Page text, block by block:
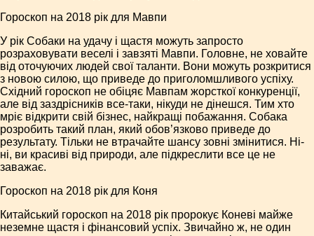
Гороскоп на 2018 рік для Мавпи
У рік Собаки на удачу і щастя можуть запросто
розраховувати веселі і завзяті Мавпи. Головне, не ховайте
від оточуючих людей свої таланти. Вони можуть розкритися
з новою силою, що приведе до приголомшливого успіху.
Східний гороскоп не обіцяє Мавпам жорсткої конкуренції,
але від заздрісників все-таки, нікуди не дінешся. Тим хто
мріє відкрити свій бізнес, найкращі побажання. Собака
розробить такий план, який обов’язково приведе до
результату. Тільки не втрачайте шансу зовні змінитися. Ні-
ні, ви красиві від природи, але підкреслити все це не
заважає.
Гороскоп на 2018 рік для Коня
Китайський гороскоп на 2018 рік пророкує Коневі майже
неземне щастя і фінансовий успіх. Звичайно ж, не один